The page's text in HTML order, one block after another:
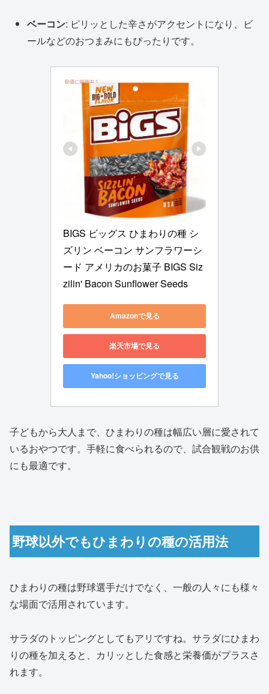
ベーコン: ピリッとした辛さがアクセントになり、ビ
ールなどのおつまみにもぴったりです。
BIGS ビッグス ひまわりの種 シ
ズリン ベーコン サンフラワーシ
ード アメリカのお菓子 BIGS Siz
zilin' Bacon Sunflower Seeds
Amazonで見る
楽天市場で見る
Yahoo!ショッピングで見る
子どもから大人まで、ひまわりの種は幅広い層に愛されて
いるおやつです。手軽に食べられるので、試合観戦のお供
にも最適です。
野球以外でもひまわりの種の活用法
ひまわりの種は野球選手だけでなく、一般の人々にも様々
な場面で活用されています。
サラダのトッピングとしてもアリですね。サラダにひまわ
りの種を加えると、カリッとした食感と栄養価がプラスさ
れます。